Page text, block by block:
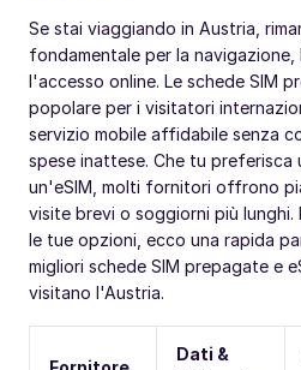
Se stai viaggiando in Austria,
fondamentale per la navigazione,
l'accesso online. Le schede SIM
popolare per i visitatori
servizio mobile affidabile senza
spese inattese. Che tu preferisca
un'eSIM, molti fornitori offrono
visite brevi o soggiorni più
le tue opzioni, ecco una rapida
migliori schede SIM prepagate e
visitano l'Austria.
Dati &